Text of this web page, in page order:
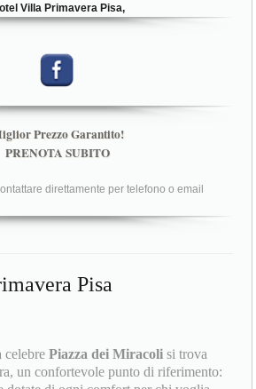
Villa Primavera Pisa,
Prezzo Garantito!
PRENOTA SUBITO
direttamente per telefono o email
Pisa
celebrePiazza dei Miracoli si trova
un confortevole punto di riferimento: